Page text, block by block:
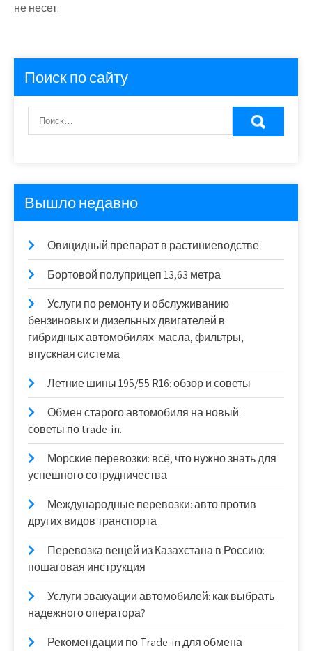
не несет.
Поиск по сайту
Вышло недавно
Овицидный препарат в растиниеводстве
Бортовой полуприцеп 13,63 метра
Услуги по ремонту и обслуживанию
бензиновых и дизельных двигателей в
гибридных автомобилях: масла, фильтры,
впускная система
Летние шины 195/55 R16: обзор и советы
Обмен старого автомобиля на новый:
советы по trade-in.
Морские перевозки: всё, что нужно знать для
успешного сотрудничества
Международные перевозки: авто против
других видов транспорта
Перевозка вещей из Казахстана в Россию:
пошаговая инструкция
Услуги эвакуации автомобилей: как выбрать
надежного оператора?
Рекомендации по Trade-in для обмена